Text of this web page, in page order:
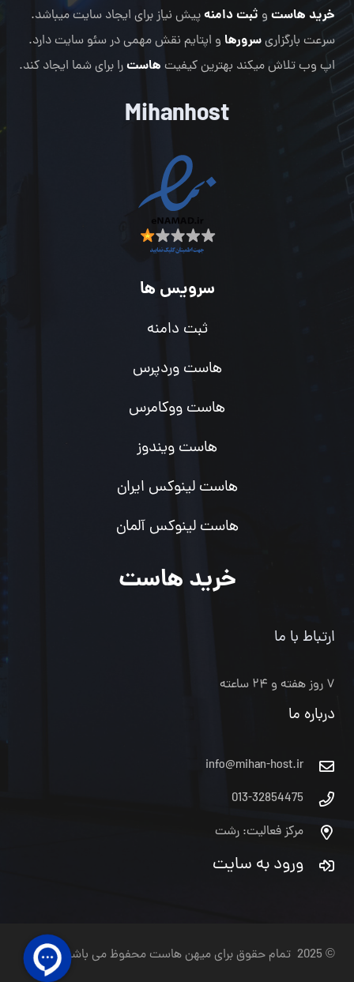
خرید هاست و ثبت دامنهپیش نیاز برای ایجاد سایت میباشد.
سرعت بارگزاریسرورها و اپتایم نقش مهمی در سئو سایت دارد.
اپ وب تلاش میکند بهترین کیفیت هاسترا برای شما ایجاد کند.
Mihanhost
سرویس ها
ثبت دامنه
هاست وردپرس
هاست ووکامرس
هاست ویندوز
هاست لینوکس ایران
هاست لینوکس آلمان
خرید هاست
ارتباط با ما
۷ روز هفته و ۲۴ ساعته
درباره ما
info@mihan-host.ir
013-32854475
مرکز فعالیت: رشت
ورود به سایت
© 2025 تمام حقوق برای میهن هاست محفوظ می باشد.